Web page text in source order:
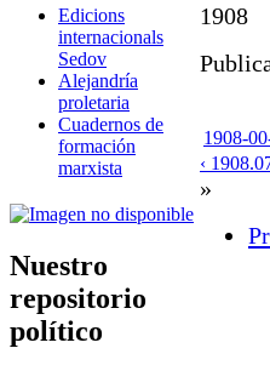
Edicions
internacionals
Sedov
Alejandría
proletaria
Cuadernos de
formación
marxista
Nuestro
repositorio
político
1908
1908-
‹
»